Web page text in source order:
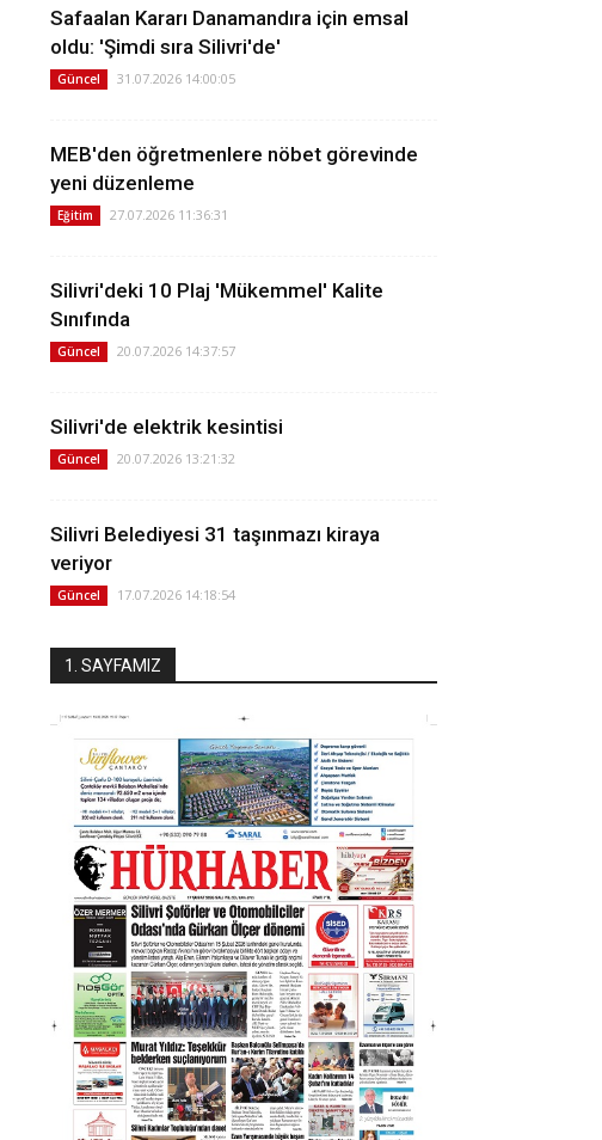
Safaalan Kararı Danamandıra için emsal
oldu: 'Şimdi sıra Silivri'de'
Güncel 31.07.2026 14:00:05
MEB'den öğretmenlere nöbet görevinde
yeni düzenleme
Eğitim 27.07.2026 11:36:31
Silivri'deki 10 Plaj 'Mükemmel' Kalite
Sınıfında
Güncel 20.07.2026 14:37:57
Silivri'de elektrik kesintisi
Güncel 20.07.2026 13:21:32
Silivri Belediyesi 31 taşınmazı kiraya
veriyor
Güncel 17.07.2026 14:18:54
1. SAYFAMIZ